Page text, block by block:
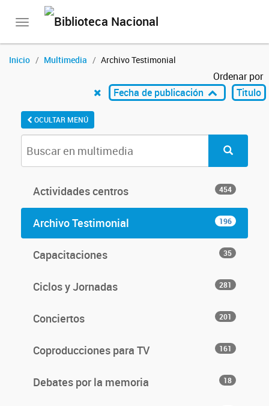
Toggle
Inicio Multimedia Archivo Testimonial
Ordenar por
Fecha de publicación
Titulo
OCULTAR MENÚ
Actividades centros 454
Archivo Testimonial 196
Capacitaciones 35
Ciclos y Jornadas 281
Conciertos 201
Coproducciones para TV 161
Debates por la memoria 18